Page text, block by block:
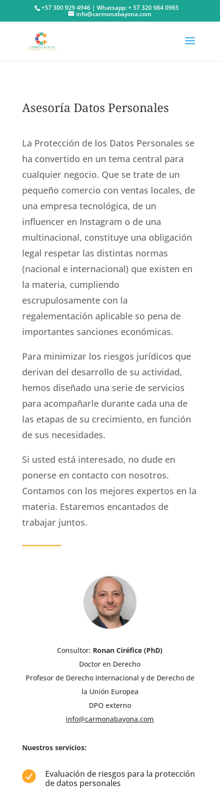
+57 300 929 4946 | Whatsapp: + 57 320 984 0965
info@carmonabayona.com
Asesoría Datos Personales
La Protección de los Datos Personales se
ha convertido en un tema central para
cualquier negocio. Que se trate de un
pequeño comercio con ventas locales, de
una empresa tecnológica, de un
influencer en Instagram o de una
multinacional, constituye una obligación
legal respetar las distintas normas
(nacional e internacional) que existen en
la materia, cumpliendo
escrupulosamente con la
regalementación aplicable so pena de
importantes sanciones económicas.
Para minimizar los riesgos jurídicos que
derivan del desarrollo de su actividad,
hemos diseñado una serie de servicios
para acompañarle durante cada una de
las etapas de su crecimiento, en función
de sus necesidades.
Si usted está interesado, no dude en
ponerse en contacto con nosotros.
Contamos con los mejores expertos en la
materia. Estaremos encantados de
trabajar juntos.
Consultor: Ronan Ciréfice (PhD)
Doctor en Derecho
Profesor de Derecho Internacional y de Derecho de
la Unión Europea
DPO externo
info@carmonabayona.com
Nuestros servicios:

Evaluación de riesgos para la protección
de datos personales